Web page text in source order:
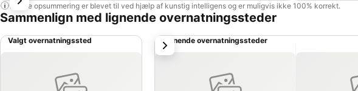
Denne opsummering er blevet til ved hjælp af kunstig intelligens og er muligvis ikke 100% korrekt.
Sammenlign med lignende overnatningssteder
Valgt overnatningssted Lignende overnatningssteder
næste